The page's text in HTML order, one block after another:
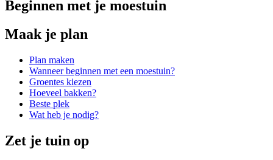
Beginnen met je moestuin
Maak je plan
Plan maken
Wanneer beginnen met een moestuin?
Groentes kiezen
Hoeveel bakken?
Beste plek
Wat heb je nodig?
Zet je tuin op